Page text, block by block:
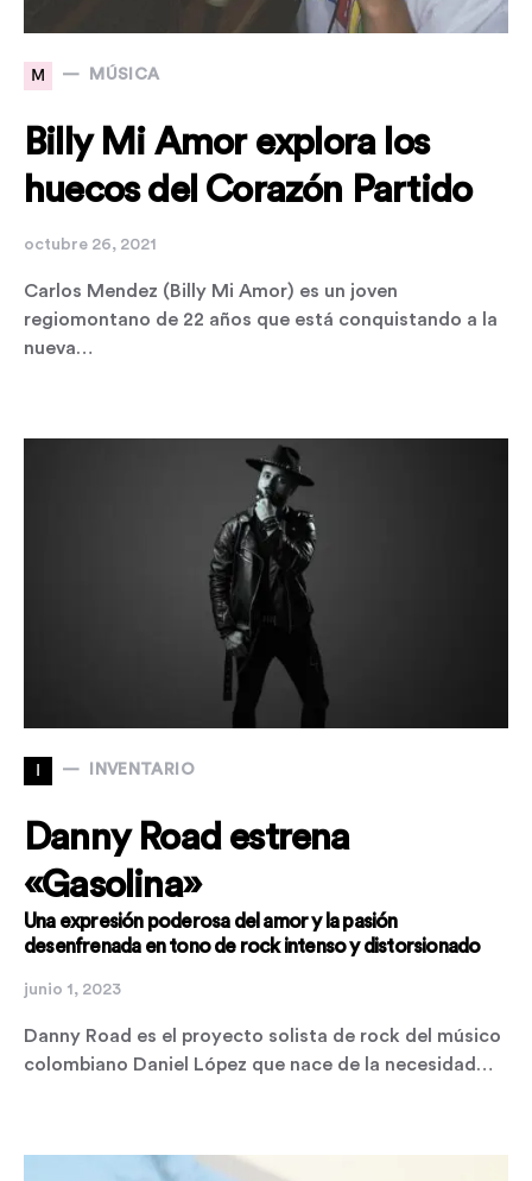
M MÚSICA
Billy Mi Amor explora los
huecos del Corazón Partido
octubre 26, 2021
Carlos Mendez (Billy Mi Amor) es un joven
regiomontano de 22 años que está conquistando a la
nueva…
I INVENTARIO
Danny Road estrena
«Gasolina»
Una expresión poderosa del amor y la pasión
desenfrenada en tono de rock intenso y distorsionado
junio 1, 2023
Danny Road es el proyecto solista de rock del músico
colombiano Daniel López que nace de la necesidad…